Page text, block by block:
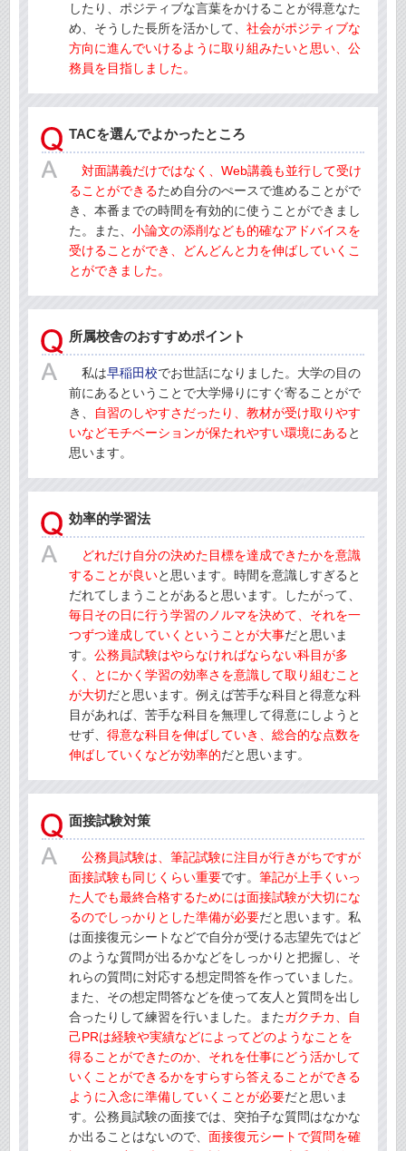
したり、ポジティブな言葉をかけることが得意なた
め、そうした長所を活かして、 社会がポジティブな
方向に進んでいけるように取り組みたいと思い、公
務員を目指しました。
TACを選んでよかったところ
対面講義だけではなく、Web講義も並行して受け
ることができるため自分のぺースで進めることがで
き、本番までの時間を有効的に使うことができまし
た。また、 小論文の添削なども的確なアドバイスを
受けることができ、どんどんと力を伸ばしていくこ
とができました。
所属校舎のおすすめポイント
私は早稲田校でお世話になりました。大学の目の
前にあるということで大学帰りにすぐ寄ることがで
き、
自習のしやすさだったり、教材が受け取りやす
いなどモチベーションが保たれやすい環境にあると
思います。
効率的学習法
どれだけ自分の決めた目標を達成できたかを意識
することが良いと思います。時間を意識しすぎると
だれてしまうことがあると思います。したがって、
毎日その日に行う学習のノルマを決めて、それを一
つずつ達成していくということが大事だと思いま
す。 公務員試験はやらなければならない科目が多
く、とにかく学習の効率さを意識して取り組むこと
が大切だと思います。例えば苦手な科目と得意な科
目があれば、苦手な科目を無理して得意にしようと
せず、 得意な科目を伸ばしていき、総合的な点数を
伸ばしていくなどが効率的だと思います。
面接試験対策
公務員試験は、筆記試験に注目が行きがちですが
面接試験も同じくらい重要です。 筆記が上手くいっ
た人でも最終合格するためには面接試験が大切にな
るのでしっかりとした準備が必要だと思います。私
は面接復元シートなどで自分が受ける志望先ではど
のような質問が出るかなどをしっかりと把握し、そ
れらの質問に対応する想定問答を作っていました。
また、その想定問答などを使って友人と質問を出し
合ったりして練習を行いました。またガクチカ、自
己PRは経験や実績などによってどのようなことを
得ることができたのか、それを仕事にどう活かして
いくことができるかをすらすら答えることができる
ように入念に準備していくことが必要だと思いま
す。公務員試験の面接では、突拍子な質問はなかな
か出ることはないので、 面接復元シートで質問を確